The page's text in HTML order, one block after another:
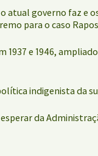
atual governo faz e
para o caso
e 1946, ampliado
indigenista da
da